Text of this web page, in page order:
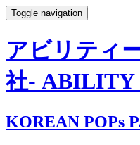
Toggle navigation
アビリティ
社- ABILITY
KOREAN POPs